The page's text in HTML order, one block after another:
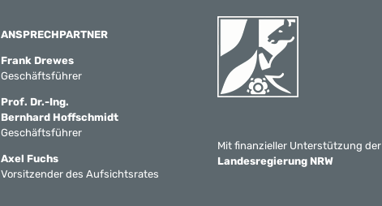
ANSPRECHPARTNER
Frank Drewes
Geschäftsführer
Prof. Dr.-Ing.
Bernhard Hoffschmidt
Geschäftsführer
Axel Fuchs
Vorsitzender des Aufsichtsrates
Mit finanzieller Unterstützung der
Landesregierung NRW